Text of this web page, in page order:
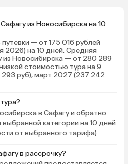
из Новосибирска на 10
— от 175 016 рублей
2026) на 10 дней. Средняя
из Новосибирска — от 280 289
стоимостью тура на 9
293 руб), март 2027 (237 242
в Сафагу и обратно
категории на 10 дней
от выбранного тарифа)
в рассрочку?